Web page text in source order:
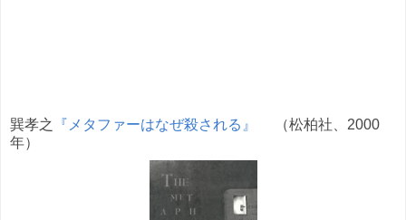
巽孝之 『メタファーはなぜ殺される』
（松柏社、2000
年）